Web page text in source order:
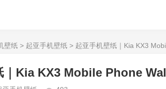
壁纸 > 起亚手机壁纸 > 起亚手机壁纸｜Kia KX3
｜Kia KX3 Mobile Phone